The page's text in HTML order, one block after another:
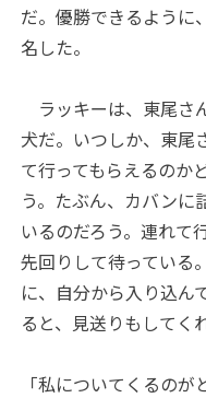
だ。優勝できるように
名した。
ラッキーは、東尾さ
犬だ。いつしか、東尾
て行ってもらえるのか
う。たぶん、カバンに
いるのだろう。連れて
先回りして待っている
に、自分から入り込ん
ると、見送りもしてく
「私についてくるの